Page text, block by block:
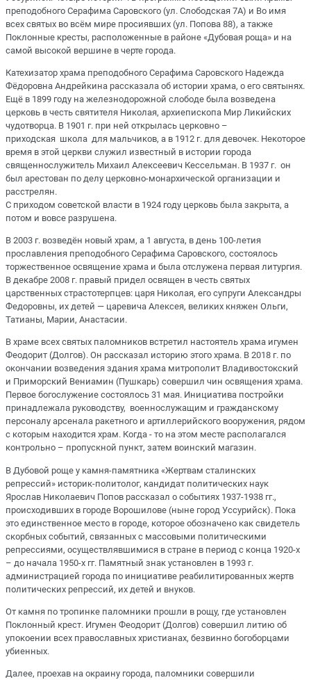
преподобного Серафима Саровского (ул. Слободская 7А) и Во имя
всех святых во всём мире просиявших (ул. Попова 88), а также
Поклонные кресты, расположенные в районе «Дубовая роща» и на
самой высокой вершине в черте города.
Катехизатор храма преподобного Серафима Саровского Надежда
Фёдоровна Андрейкина рассказала об истории храма, о его святынях.
Ещё в 1899 году на железнодорожной слободе была возведена
церковь в честь святителя Николая, архиепископа Мир Ликийских
чудотворца. В 1901 г. при ней открылась церковно –
приходская школа для мальчиков, а в 1912 г. для девочек. Некоторое
время в этой церкви служил известный в истории города
священнослужитель Михаил Алексеевич Кессельман. В 1937 г. он
был арестован по делу церковно-монархической организации и
расстрелян.
С приходом советской власти в 1924 году церковь была закрыта, а
потом и вовсе разрушена.
В 2003 г. возведён новый храм, а 1 августа, в день 100-летия
прославления преподобного Серафима Саровского, состоялось
торжественное освящение храма и была отслужена первая литургия.
В декабре 2008 г. правый придел освящен в честь святых
царственных страстотерпцев: царя Николая, его супруги Александры
Федоровны, их детей — царевича Алексея, великих княжен Ольги,
Татианы, Марии, Анастасии.
В храме всех святых паломников встретил настоятель храма игумен
Феодорит (Долгов). Он рассказал историю этого храма. В 2018 г. по
окончании возведения здания храма митрополит Владивостокский
и Приморский Вениамин (Пушкарь) совершил чин освящения храма.
Первое богослужение состоялось 31 мая. Инициатива постройки
принадлежала руководству, военнослужащим и гражданскому
персоналу арсенала ракетного и артиллерийского вооружения, рядом
с которым находится храм. Когда - то на этом месте располагался
контрольно – пропускной пункт, затем воинский магазин.
В Дубовой роще у камня-памятника «Жертвам сталинских
репрессий» историк-политолог, кандидат политических наук
Ярослав Николаевич Попов рассказал о событиях 1937-1938 гг.,
происходивших в городе Ворошилове (ныне город Уссурийск). Пока
это единственное место в городе, которое обозначено как свидетель
скорбных событий, связанных с массовыми политическими
репрессиями, осуществлявшимися в стране в период с конца 1920-х
– до начала 1950-х гг. Памятный знак установлен в 1993 г.
администрацией города по инициативе реабилитированных жертв
политических репрессий, их детей и внуков.
От камня по тропинке паломники прошли в рощу, где установлен
Поклонный крест. Игумен Феодорит (Долгов) совершил литию об
упокоении всех православных христианах, безвинно богоборцами
убиенных.
Далее, проехав на окраину города, паломники совершили